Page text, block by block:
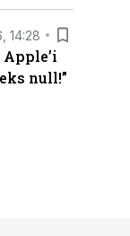
14:28
null!”